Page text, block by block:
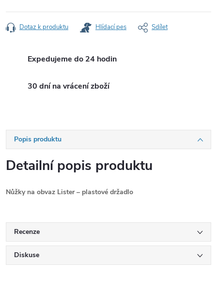
Dotaz k produktu Hlídací pes Sdílet
Expedujeme do 24 hodin
30 dní na vrácení zboží
Popis produktu
Detailní popis produktu
Nůžky na obvaz Lister – plastové držadlo
Recenze
Diskuse